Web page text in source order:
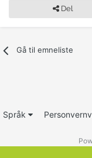
Del
Gå til emneliste
Språk